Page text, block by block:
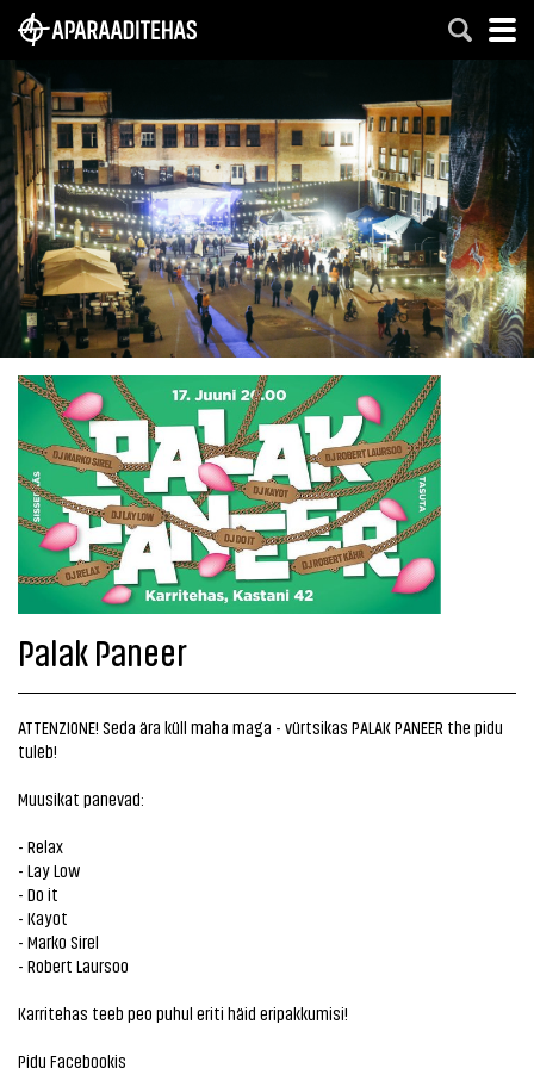
Palak Paneer
ATTENZIONE! Seda ära küll maha maga - vürtsikas PALAK PANEER the pidu
tuleb!
Muusikat panevad:
- Relax
- Lay Low
- Do it
- Kayot
- Marko Sirel
- Robert Laursoo
Karritehas teeb peo puhul eriti häid eripakkumisi!
Pidu Facebookis